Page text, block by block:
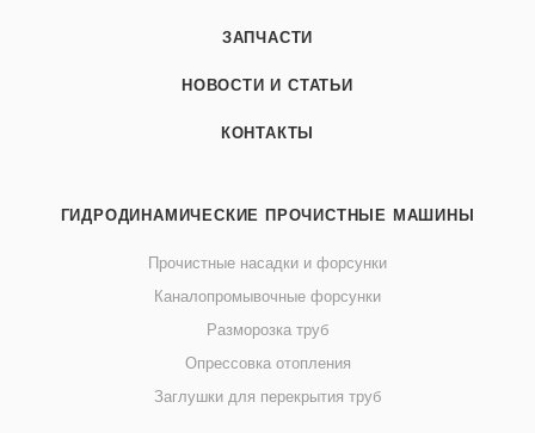
ЗАПЧАСТИ
НОВОСТИ И СТАТЬИ
КОНТАКТЫ
ГИДРОДИНАМИЧЕСКИЕ ПРОЧИСТНЫЕ МАШИНЫ
Прочистные насадки и форсунки
Каналопромывочные форсунки
Разморозка труб
Опрессовка отопления
Заглушки для перекрытия труб